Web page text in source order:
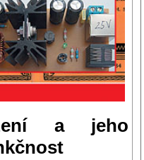
a jeho